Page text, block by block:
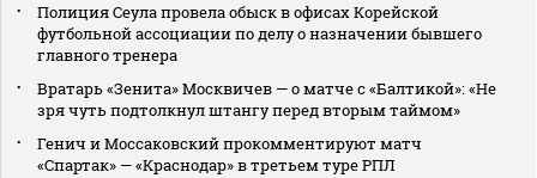
Полиция Сеула провела обыск в офисах Корейской
футбольной ассоциации по делу о назначении бывшего
главного тренера
Вратарь «Зенита» Москвичев — о матче с «Балтикой»: «Не
зря чуть подтолкнул штангу перед вторым таймом»
Генич и Моссаковский прокомментируют матч
«Спартак» — «Краснодар» в третьем туре РПЛ